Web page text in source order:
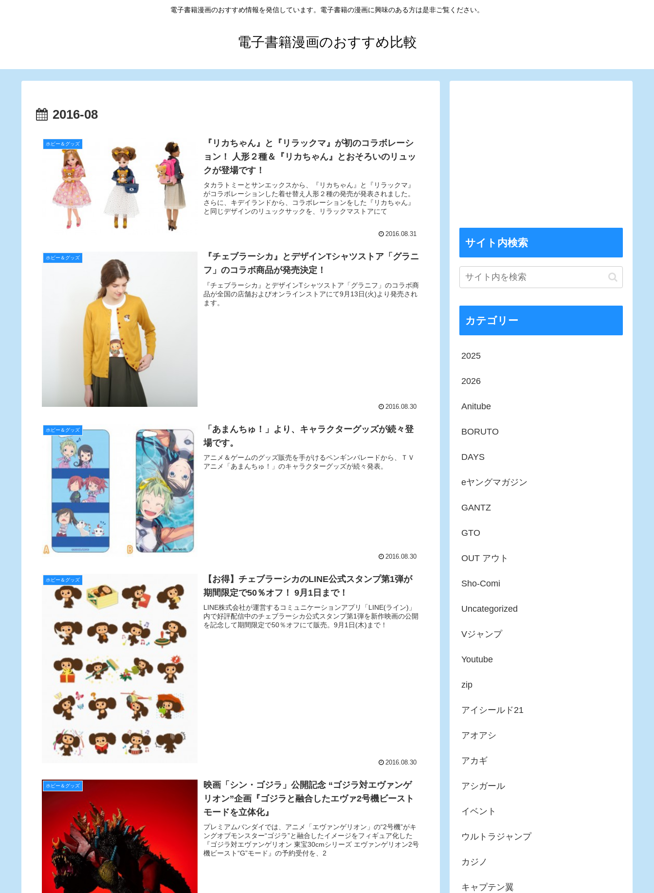
電子書籍漫画のおすすめ情報を発信しています。電子書籍の漫画に興味のある方は是非ご覧ください。
電子書籍漫画のおすすめ比較
2016-08
ホビー＆グッズ
『リカちゃん』と『リラックマ』が初のコラボレーシ
ョン！ 人形２種＆『リカちゃん』とおそろいのリュッ
クが登場です！
タカラトミーとサンエックスから、『リカちゃん』と『リラックマ』
がコラボレーションした着せ替え人形２種の発売が発表されました。
さらに、キデイランドから、コラボレーションをした『リカちゃん』
と同じデザインのリュックサックを、リラックマストアにて
2016.08.31
ホビー＆グッズ
『チェブラーシカ』とデザインTシャツストア「グラニ
フ」のコラボ商品が発売決定！
『チェブラーシカ』とデザインTシャツストア「グラニフ」のコラボ商
品が全国の店舗およびオンラインストアにて9月13日(火)より発売され
ます。
2016.08.30
ホビー＆グッズ
「あまんちゅ！」より、キャラクターグッズが続々登
場です。
アニメ＆ゲームのグッズ販売を手がけるペンギンパレードから、ＴＶ
アニメ「あまんちゅ！」のキャラクターグッズが続々発表。
2016.08.30
ホビー＆グッズ
【お得】チェブラーシカのLINE公式スタンプ第1弾が
期間限定で50％オフ！ 9月1日まで！
LINE株式会社が運営するコミュニケーションアプリ「LINE(ライン)」
内で好評配信中のチェブラーシカ公式スタンプ第1弾を新作映画の公開
を記念して期間限定で50％オフにて販売。9月1日(木)まで！
2016.08.30
ホビー＆グッズ
映画「シン・ゴジラ」公開記念 “ゴジラ対エヴァンゲ
リオン”企画『ゴジラと融合したエヴァ2号機ビースト
モードを立体化』
プレミアムバンダイでは、アニメ「エヴァンゲリオン」の“2号機”がキ
ングオブモンスター“ゴジラ”と融合したイメージをフィギュア化した
『ゴジラ対エヴァンゲリオン 東宝30cmシリーズ エヴァンゲリオン2号
機ビースト“G”モード』の予約受付を、2
サイト内検索
カテゴリー
2025
2026
Anitube
BORUTO
DAYS
eヤングマガジン
GANTZ
GTO
OUT アウト
Sho-Comi
Uncategorized
Vジャンプ
Youtube
zip
アイシールド21
アオアシ
アカギ
アシガール
イベント
ウルトラジャンプ
カジノ
キャプテン翼